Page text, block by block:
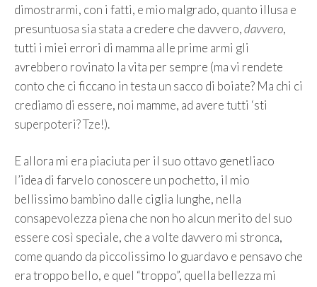
dimostrarmi, con i fatti, e mio malgrado, quanto illusa e
presuntuosa sia stata a credere che davvero,davvero,
tutti i miei errori di mamma alle prime armi gli
avrebbero rovinato la vita per sempre (ma vi rendete
conto che ci ficcano in testa un sacco di boiate? Ma chi ci
crediamo di essere, noi mamme, ad avere tutti ‘sti
superpoteri? Tze!).
E allora mi era piaciuta per il suo ottavo genetliaco
l’idea di farvelo conoscere un pochetto, il mio
bellissimo bambino dalle ciglia lunghe, nella
consapevolezza piena che non ho alcun merito del suo
essere così speciale, che a volte davvero mi stronca,
come quando da piccolissimo lo guardavo e pensavo che
era troppo bello, e quel “troppo”, quella bellezza mi